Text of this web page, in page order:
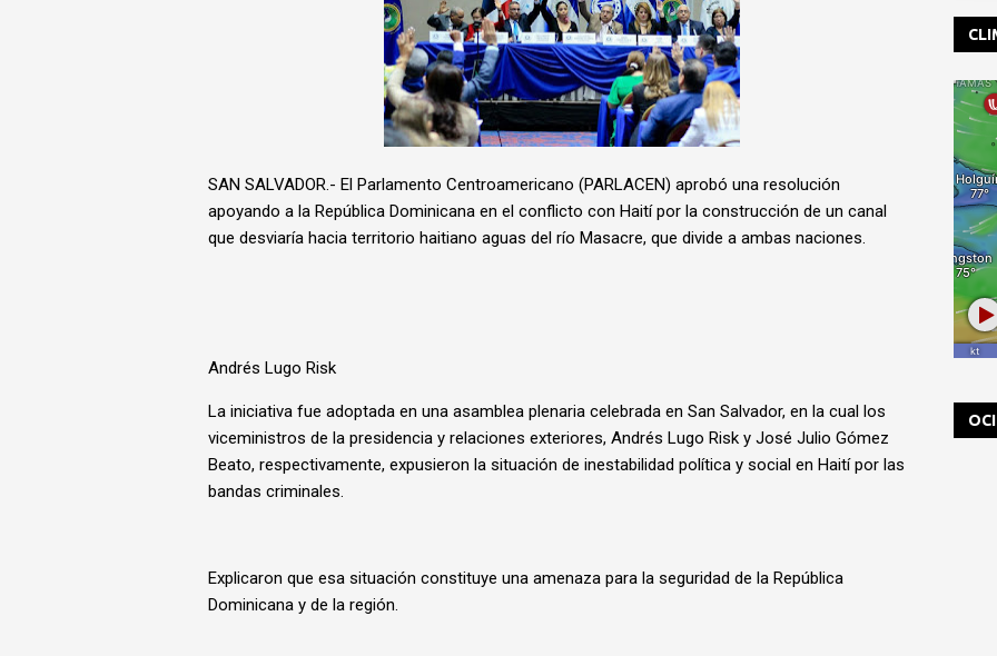
SAN SALVADOR.- El Parlamento Centroamericano (PARLACEN) aprobó una resolución
apoyando a la República Dominicana en el conflicto con Haití por la construcción de un canal
que desviaría hacia territorio haitiano aguas del río Masacre, que divide a ambas naciones.
Andrés Lugo Risk
La iniciativa fue adoptada en una asamblea plenaria celebrada en San Salvador, en la cual los
viceministros de la presidencia y relaciones exteriores, Andrés Lugo Risk y José Julio Gómez
Beato, respectivamente, expusieron la situación de inestabilidad política y social en Haití por las
bandas criminales.
Explicaron que esa situación constituye una amenaza para la seguridad de la República
Dominicana y de la región.